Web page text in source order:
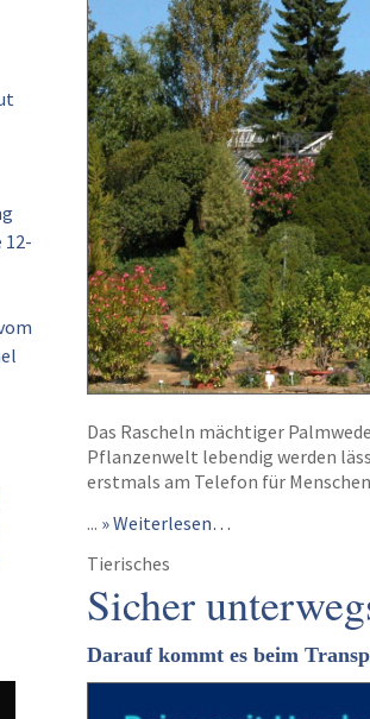
12-
Das Rascheln mächtiger
Pflanzenwelt lebendig werden
erstmals am Telefon für
... » Weiterlesen…
Tierisches
Sicher
Darauf kommt es beim